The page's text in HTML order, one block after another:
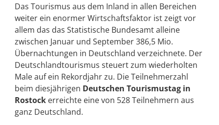
Das Tourismus aus dem Inland in allen Bereichen
weiter ein enormer Wirtschaftsfaktor ist zeigt vor
allem das das Statistische Bundesamt alleine
zwischen Januar und September 386,5 Mio.
Übernachtungen in Deutschland verzeichnete. Der
Deutschlandtourismus steuert zum wiederholten
Male auf ein Rekordjahr zu. Die Teilnehmerzahl
beim diesjährigen Deutschen Tourismustag in
Rostock erreichte eine von 528 Teilnehmern aus
ganz Deutschland.